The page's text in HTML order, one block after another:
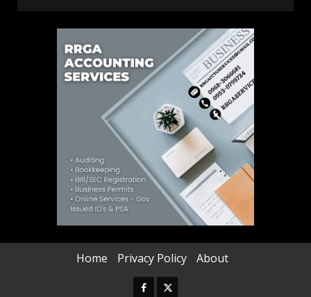
Home Privacy Policy About
Facebook
Twitter